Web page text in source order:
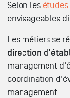
Selon les
envisageables
Les métiers se
direction
management
coordination
management…